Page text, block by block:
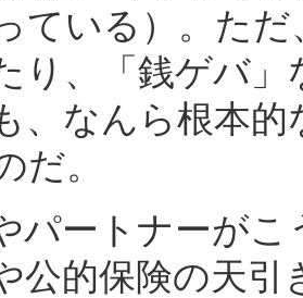
ている）。た
り、「銭ゲバ
、なんら根本
だ。
パートナーがこ
公的保険の天